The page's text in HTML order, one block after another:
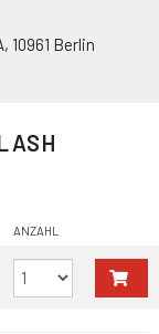
, 10961 Berlin
ANZAHL